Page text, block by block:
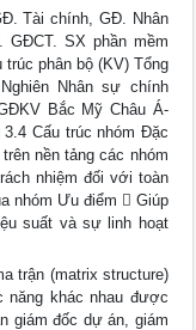
Tài chính, GĐ. Nhân
GĐCT. SX phần mềm
phân bộ (KV) Tổng
Nhân sự chính
Bắc Mỹ Châu Á-
Cấu trúc nhóm Đặc
nền tảng các nhóm
nhiệm đối với toàn
nhóm Ưu điểm  Giúp
suất và sự linh hoạt
trận (matrix structure)
năng khác nhau được
giám đốc dự án, giám